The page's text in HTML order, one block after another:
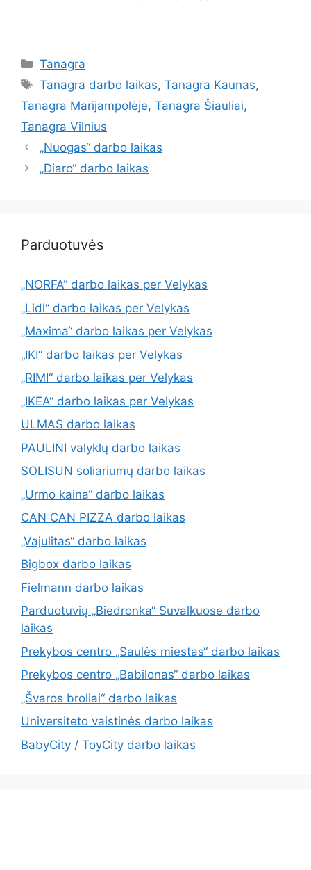
Tanagra
Tanagra darbo laikas,Tanagra Kaunas,
Tanagra Marijampolėje, Tanagra Šiauliai,
Tanagra Vilnius
„Nuogas“ darbo laikas
„Diaro“ darbo laikas
Parduotuvės
„NORFA“ darbo laikas per Velykas
„Lidl“ darbo laikas per Velykas
„Maxima“ darbo laikas per Velykas
„IKI“ darbo laikas per Velykas
„RIMI“ darbo laikas per Velykas
„IKEA“ darbo laikas per Velykas
ULMAS darbo laikas
PAULINI valyklų darbo laikas
SOLISUN soliariumų darbo laikas
„Urmo kaina“ darbo laikas
CAN CAN PIZZA darbo laikas
„Vajulitas“ darbo laikas
Bigbox darbo laikas
Fielmann darbo laikas
Parduotuvių „Biedronka“ Suvalkuose darbo
laikas
Prekybos centro „Saulės miestas“ darbo laikas
Prekybos centro „Babilonas“ darbo laikas
„Švaros broliai“ darbo laikas
Universiteto vaistinės darbo laikas
BabyCity / ToyCity darbo laikas